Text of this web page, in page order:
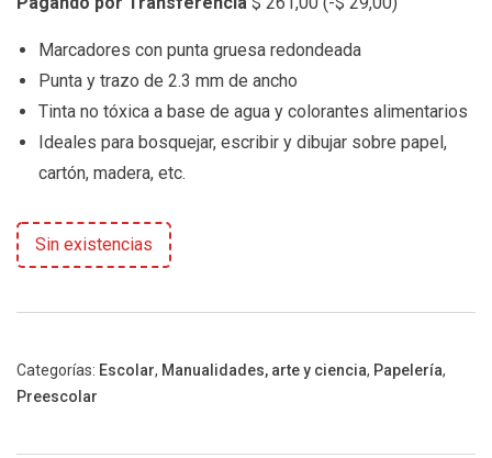
Marcadores con punta gruesa redondeada
Punta y trazo de 2.3 mm de ancho
Tinta no tóxica a base de agua y colorantes alimentarios
Ideales para bosquejar, escribir y dibujar sobre papel,
cartón, madera, etc.
Sin existencias
Categorías: Escolar, Manualidades, arte y ciencia, Papelería,
Preescolar